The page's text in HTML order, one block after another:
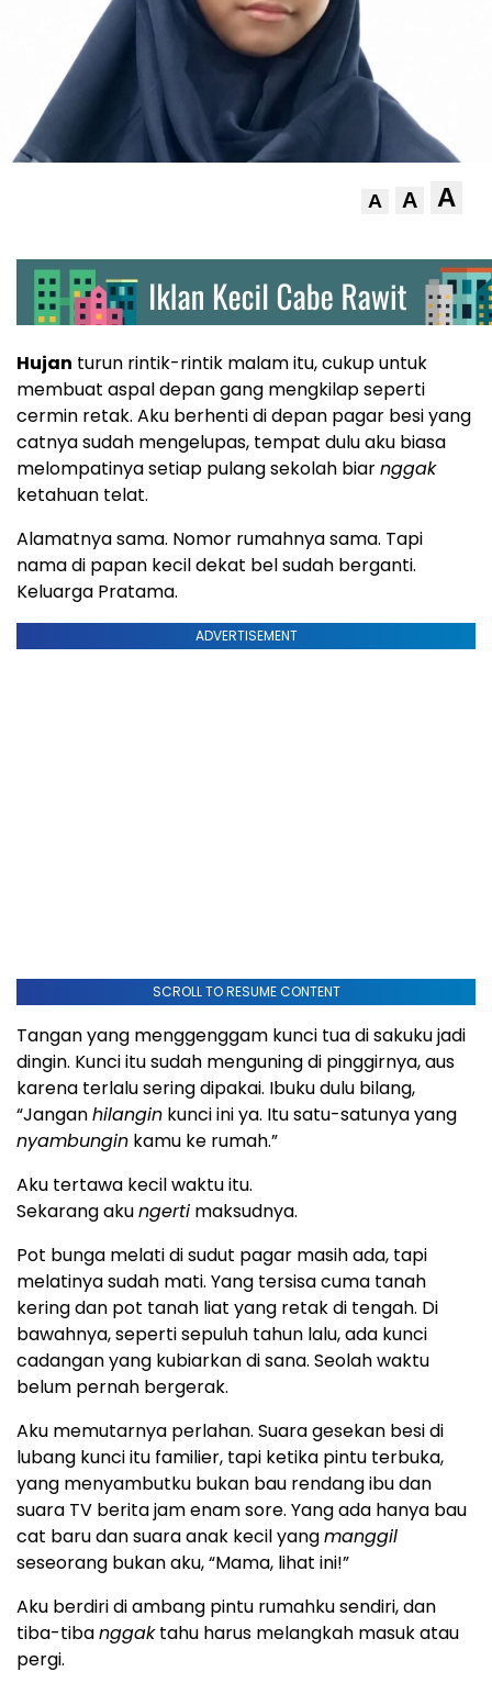
A A A
Hujan turun rintik-rintik malam itu, cukup untuk
membuat aspal depan gang mengkilap seperti
cermin retak. Aku berhenti di depan pagar besi yang
catnya sudah mengelupas, tempat dulu aku biasa
melompatinya setiap pulang sekolah biarnggak
ketahuan telat.
Alamatnya sama. Nomor rumahnya sama. Tapi
nama di papan kecil dekat bel sudah berganti.
Keluarga Pratama.
ADVERTISEMENT
SCROLL TO RESUME CONTENT
Tangan yang menggenggam kunci tua di sakuku jadi
dingin. Kunci itu sudah menguning di pinggirnya, aus
karena terlalu sering dipakai. Ibuku dulu bilang,
“Janganhilangin kunci ini ya. Itu satu-satunya yang
nyambungin kamu ke rumah.”
Aku tertawa kecil waktu itu.
Sekarang akungerti maksudnya.
Pot bunga melati di sudut pagar masih ada, tapi
melatinya sudah mati. Yang tersisa cuma tanah
kering dan pot tanah liat yang retak di tengah. Di
bawahnya, seperti sepuluh tahun lalu, ada kunci
cadangan yang kubiarkan di sana. Seolah waktu
belum pernah bergerak.
Aku memutarnya perlahan. Suara gesekan besi di
lubang kunci itu familier, tapi ketika pintu terbuka,
yang menyambutku bukan bau rendang ibu dan
suara TV berita jam enam sore. Yang ada hanya bau
cat baru dan suara anak kecil yangmanggil
seseorang bukan aku, “Mama, lihat ini!”
Aku berdiri di ambang pintu rumahku sendiri, dan
tiba-tibanggaktahu harus melangkah masuk atau
pergi.